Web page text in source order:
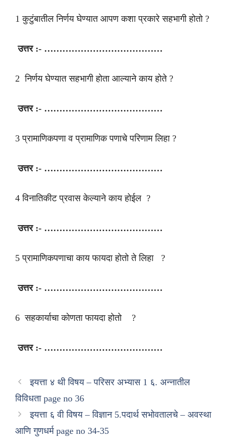
1 कुटुंबातील निर्णय घेण्यात आपण कशा प्रकारे सहभागी होतो ?
उत्तर :- …………………………………
2 निर्णय घेण्यात सहभागी होता आल्याने काय होते ?
उत्तर :- …………………………………
3 प्रामाणिकपणा व प्रामाणिक पणाचे परिणाम लिहा ?
उत्तर :- …………………………………
4 विनातिकीट प्रवास केल्याने काय होईल ?
उत्तर :- …………………………………
5 प्रामाणिकपणाचा काय फायदा होतो ते लिहा ?
उत्तर :- …………………………………
6 सहकार्याचा कोणता फायदा होतो ?
उत्तर :- …………………………………
इयत्ता ४ थी विषय – परिसर अभ्यास 1 ६. अन्नातील
विविधता page no 36
इयत्ता ६ वी विषय – विज्ञान 5.पदार्थ सभोवतालचे – अवस्था
आणि गुणधर्म page no 34-35